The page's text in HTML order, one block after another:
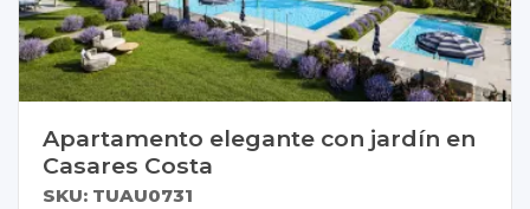
Apartamento elegante con jardín en
Casares Costa
SKU: TUAU0731